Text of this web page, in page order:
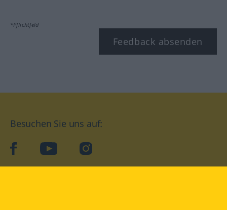
*Pflichtfeld
Feedback absenden
Besuchen Sie uns auf:
facebookYouTube Instagram